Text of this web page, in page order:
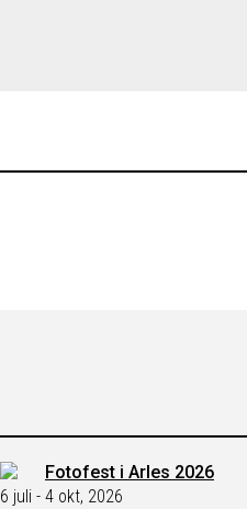
Fotofest i Arles 2026
6 juli - 4 okt, 2026